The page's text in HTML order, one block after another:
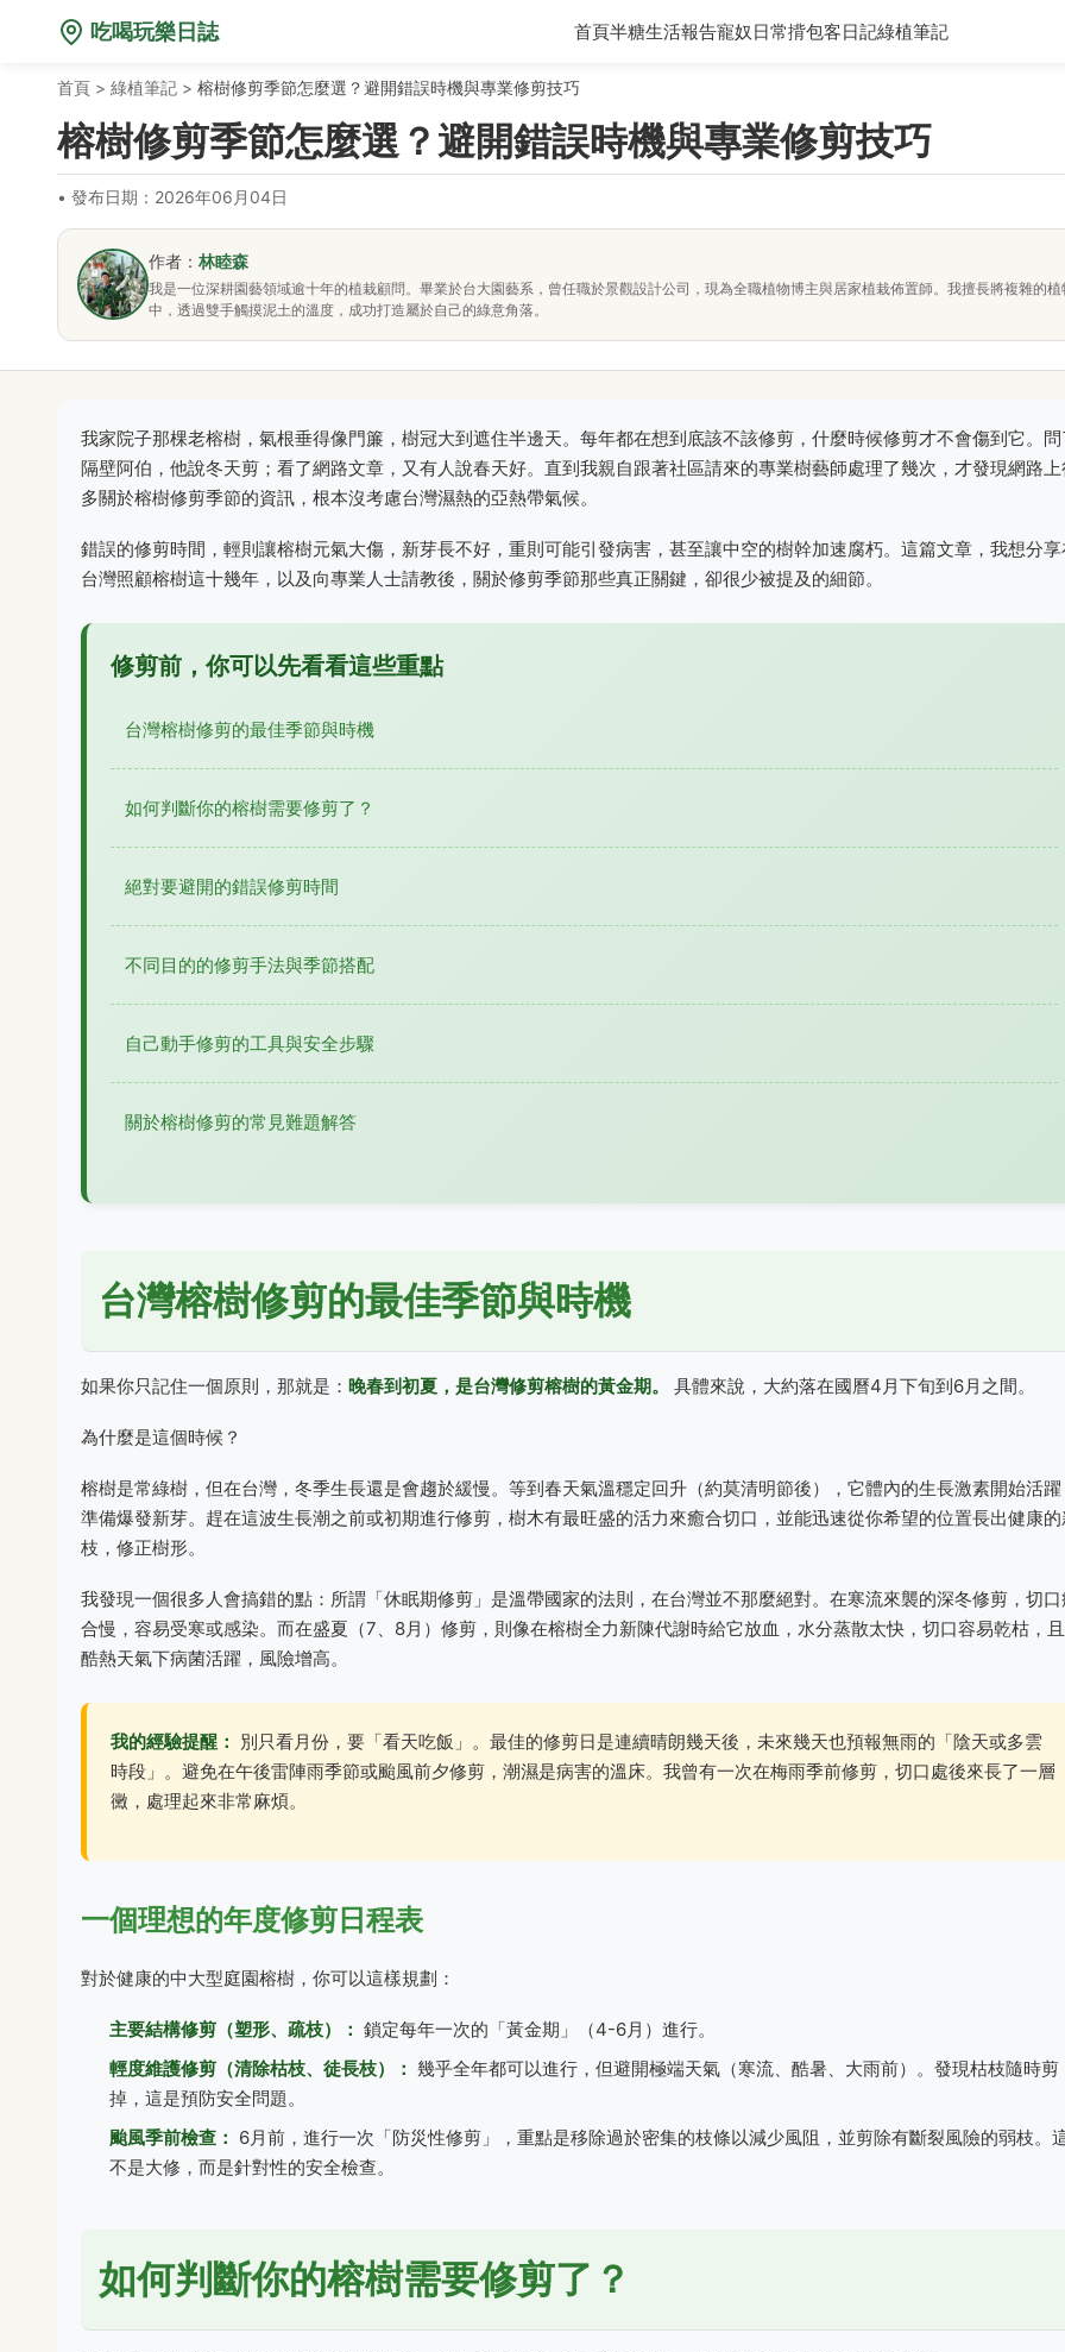
吃喝玩樂日誌 首頁半糖生活報告寵奴日常揹包客日記綠植筆記
首頁 > 綠植筆記 > 榕樹修剪季節怎麼選？避開錯誤時機與專業修剪技巧
榕樹修剪季節怎麼選？避開錯誤時機與專業修剪技巧
• 發布日期：2026年06月04日
作者： 林睦森
我是一位深耕園藝領域逾十年的植栽顧問。畢業於台大園藝系，曾任職於景觀設計公司，現為全職植物博主與居家植栽佈置師。我擅長將複雜的
中，透過雙手觸摸泥土的溫度，成功打造屬於自己的綠意角落。
我家院子那棵老榕樹，氣根垂得像門簾，樹冠大到遮住半邊天。每年都在想到底該不該修剪，什麼時候修剪才不會傷到它。
隔壁阿伯，他說冬天剪；看了網路文章，又有人說春天好。直到我親自跟著社區請來的專業樹藝師處理了幾次，才發現網路
多關於榕樹修剪季節的資訊，根本沒考慮台灣濕熱的亞熱帶氣候。
錯誤的修剪時間，輕則讓榕樹元氣大傷，新芽長不好，重則可能引發病害，甚至讓中空的樹幹加速腐朽。這篇文章，我想分
台灣照顧榕樹這十幾年，以及向專業人士請教後，關於修剪季節那些真正關鍵，卻很少被提及的細節。
修剪前，你可以先看看這些重點
台灣榕樹修剪的最佳季節與時機
如何判斷你的榕樹需要修剪了？
絕對要避開的錯誤修剪時間
不同目的的修剪手法與季節搭配
自己動手修剪的工具與安全步驟
關於榕樹修剪的常見難題解答
台灣榕樹修剪的最佳季節與時機
如果你只記住一個原則，那就是： 晚春到初夏，是台灣修剪榕樹的黃金期。 具體來說，大約落在國曆4月下旬到6月之間。
為什麼是這個時候？
榕樹是常綠樹，但在台灣，冬季生長還是會趨於緩慢。等到春天氣溫穩定回升（約莫清明節後），它體內的生長激素開始活
準備爆發新芽。趕在這波生長潮之前或初期進行修剪，樹木有最旺盛的活力來癒合切口，並能迅速從你希望的位置長出健康
枝，修正樹形。
我發現一個很多人會搞錯的點：所謂「休眠期修剪」是溫帶國家的法則，在台灣並不那麼絕對。在寒流來襲的深冬修剪，切
合慢，容易受寒或感染。而在盛夏（7、8月）修剪，則像在榕樹全力新陳代謝時給它放血，水分蒸散太快，切口容易乾枯，且
酷熱天氣下病菌活躍，風險增高。
我的經驗提醒： 別只看月份，要「看天吃飯」。最佳的修剪日是連續晴朗幾天後，未來幾天也預報無雨的「陰天或多雲
時段」。避免在午後雷陣雨季節或颱風前夕修剪，潮濕是病害的溫床。我曾有一次在梅雨季前修剪，切口處後來長了一層
黴，處理起來非常麻煩。
一個理想的年度修剪日程表
對於健康的中大型庭園榕樹，你可以這樣規劃：
主要結構修剪（塑形、疏枝）： 鎖定每年一次的「黃金期」（4-6月）進行。
輕度維護修剪（清除枯枝、徒長枝）： 幾乎全年都可以進行，但避開極端天氣（寒流、酷暑、大雨前）。發現枯枝隨時剪
掉，這是預防安全問題。
颱風季前檢查： 6月前，進行一次「防災性修剪」，重點是移除過於密集的枝條以減少風阻，並剪除有斷裂風險的弱枝。
不是大修，而是針對性的安全檢查。
如何判斷你的榕樹需要修剪了？